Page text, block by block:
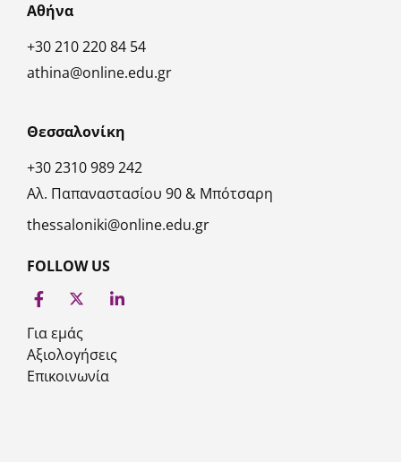
Αθήνα
+30 210 220 84 54
athina@online.edu.gr
Θεσσαλονίκη
+30 2310 989 242
Αλ. Παπαναστασίου 90 & Μπότσαρη
thessaloniki@online.edu.gr
FOLLOW US
Για εμάς
Αξιολογήσεις
Επικοινωνία